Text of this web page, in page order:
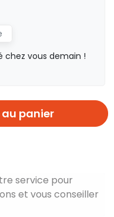
chez vous demain !
panier
service pour
et vous conseiller